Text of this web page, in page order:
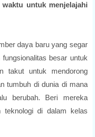
untuk menjelajahi
daya baru yang segar
besar untuk
takut untuk mendorong
tumbuh di dunia di mana
berubah. Beri mereka
teknologi di dalam kelas